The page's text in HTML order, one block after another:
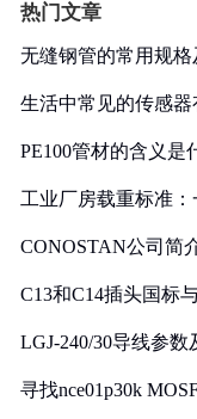
热门文章
无缝钢管的常用规格
生活中常见的传感器
PE100管材的含义是
工业厂房载重标准
CONOSTAN公司简
C13和C14插头国标
LGJ-240/30导线参
寻找nce01p30k